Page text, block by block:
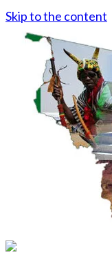
Skip to the content